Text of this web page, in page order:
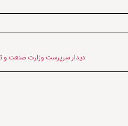
دیدار سرپرست وزارت صنعت و